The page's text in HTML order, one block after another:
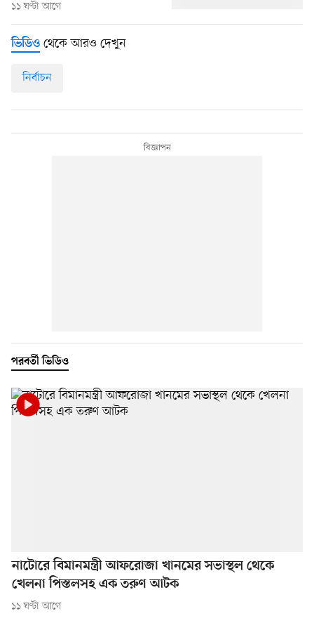
১১ ঘণ্টা আগে
ভিডিও থেকে আরও দেখুন
নির্বাচন
পরবর্তী ভিডিও
নাটোরে বিমানমন্ত্রী আফরোজা খানমের সভাস্থল থেকে
খেলনা পিস্তলসহ এক তরুণ আটক
১১ ঘণ্টা আগে